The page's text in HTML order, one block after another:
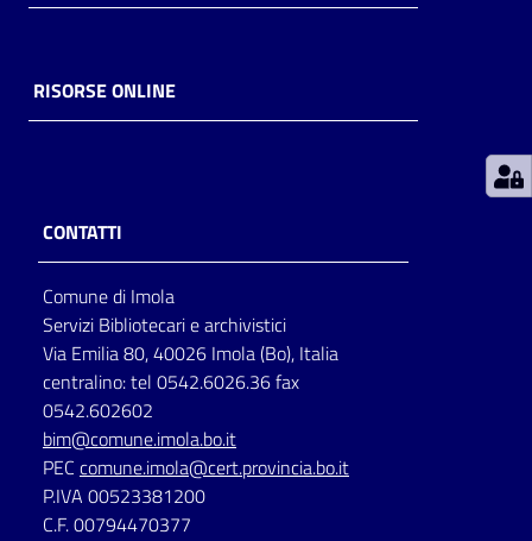
Decentrate
Seguici
su
RISORSE ONLINE
CONTATTI
Comune di Imola
Servizi Bibliotecari e archivistici
Via Emilia 80, 40026 Imola (Bo), Italia
centralino: tel 0542.6026.36 fax
0542.602602
bim@comune.imola.bo.it
PEC comune.imola@cert.provincia.bo.it
P.IVA 00523381200
C.F. 00794470377